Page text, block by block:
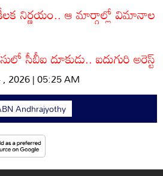
నిర్ణయం.. ఆ మార్గాల్లో విమానాల
సీబీఐ దూకుడు.. ఐదుగురి అరెస్ట్
2026 | 05:25 AM
Andhrajyothy